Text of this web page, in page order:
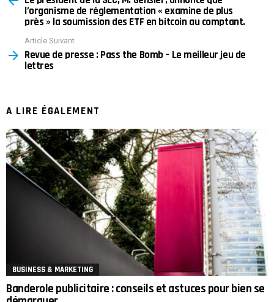
l’organisme de réglementation « examine de plus
près » la soumission des ETF en bitcoin au comptant.
Article Suivant
Revue de presse : Pass the Bomb – Le meilleur jeu de
lettres
A LIRE ÉGALEMENT
BUSINESS & MARKETING
Banderole publicitaire : conseils et astuces pour bien se